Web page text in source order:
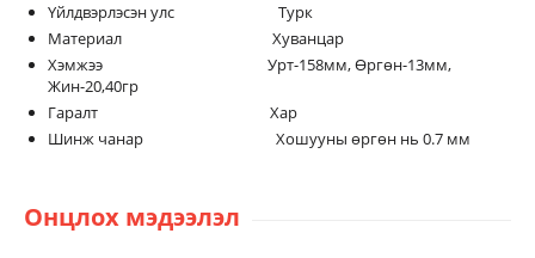
Үйлдвэрлэсэн улс Турк
Материал Хуванцар
Хэмжээ Урт-158мм, Өргөн-13мм,
Жин-20,40гр
Гаралт Хар
Шинж чанар Хошууны өргөн нь 0.7 мм
Онцлох мэдээлэл